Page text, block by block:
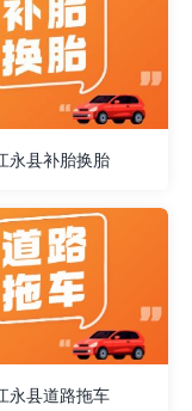
永县补胎换胎
永县道路拖车